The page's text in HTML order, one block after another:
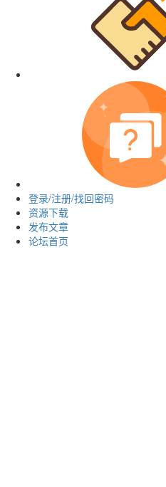
登录/注册/找回密码
资源下载
发布文章
论坛首页